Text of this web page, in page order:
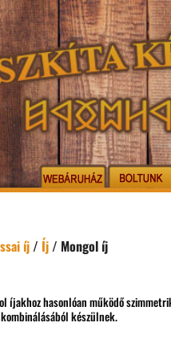
íj/ Íj/ Mongol íj
hasonlóan működő
készülnek.